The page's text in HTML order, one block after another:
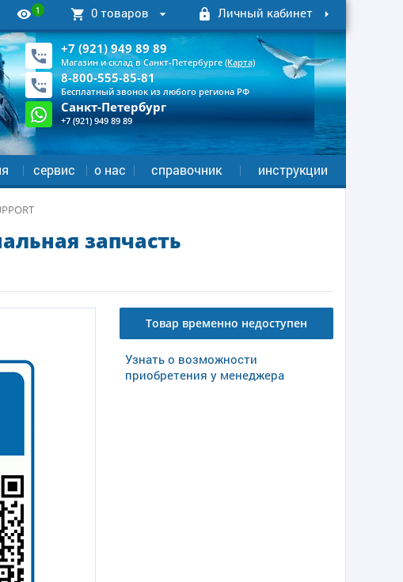
1 0 товаров Личный кабинет
+7 (921) 949 89 89
Магазин и склад в Санкт-Петербурге (Карта)
8-800-555-85-81
Бесплатный звонок из любого региона РФ
Санкт-Петербург
+7 (921) 949 89 89
сервис о нас справочник инструкции
запчасть
Товар временно недоступен
Узнать о возможности
приобретения у менеджера